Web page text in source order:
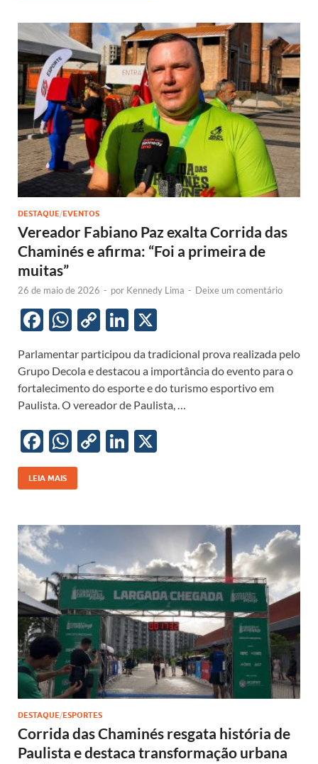
DESTAQUE/EVENTOS
Vereador Fabiano Paz exalta Corrida das
Chaminés e afirma: “Foi a primeira de
muitas”
26 de maio de 2026 - por Kennedy Lima - Deixe um comentário
F
e
b
o
o
k
W
at
s
A
p
p
C
p
y
Li
n
k
Li
k
e
dI
n
Parlamentar participou da tradicional prova realizada pelo
Grupo Decola e destacou a importância do evento para o
fortalecimento do esporte e do turismo esportivo em
Paulista. O vereador de Paulista, …
F
ac
e
o
o
k
W
h
at
A
p
C
Li
n
k
Li
dI
n
LEIA MAIS
DESTAQUE/ESPORTES
Corrida das Chaminés resgata história de
Paulista e destaca transformação urbana